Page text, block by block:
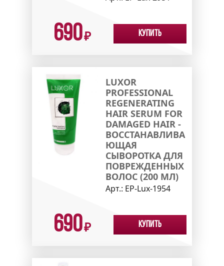
690₽ Купить
LUXOR
PROFESSIONAL
REGENERATING
HAIR SERUM FOR
DAMAGED HAIR -
ВОССТАНАВЛИВА
ЮЩАЯ
СЫВОРОТКА ДЛЯ
ПОВРЕЖДЕННЫХ
ВОЛОС (200 МЛ)
Арт.: EP-Lux-1954
690₽ Купить